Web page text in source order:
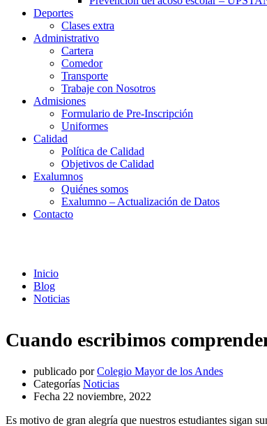
Deportes
Clases extra
Administrativo
Cartera
Comedor
Transporte
Trabaje con Nosotros
Admisiones
Formulario de Pre-Inscripción
Uniformes
Calidad
Política de Calidad
Objetivos de Calidad
Exalumnos
Quiénes somos
Exalumno – Actualización de Datos
Contacto
Inicio
Blog
Noticias
Cuando escribimos
publicado por Colegio Mayor de los Andes
Categorías Noticias
Fecha 22 noviembre, 2022
Es motivo de gran alegría que nuestros estudiantes sigan